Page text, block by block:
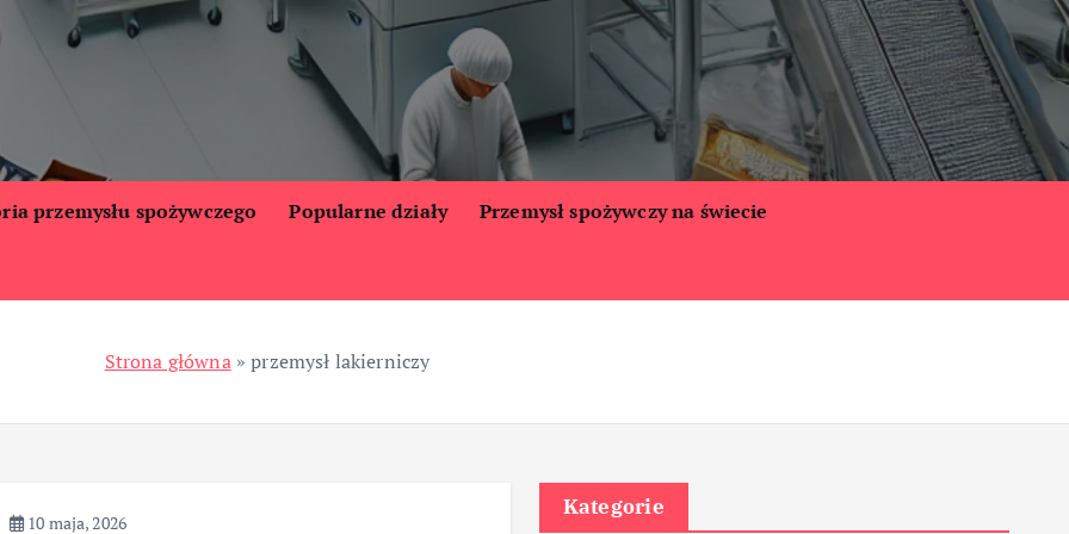
przemysłu spożywczego Popularne działy Przemysł spożywczy na świecie
Strona główna»przemysł lakierniczy
10 maja, 2026
Kategorie